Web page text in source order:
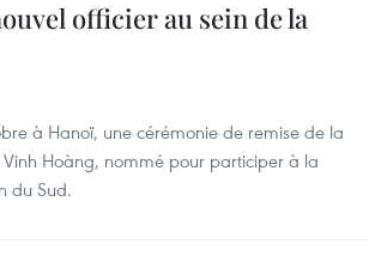
officier au sein de la
à Hanoï, une cérémonie de remise de la
Hoàng, nommé pour participer à la
du Sud.